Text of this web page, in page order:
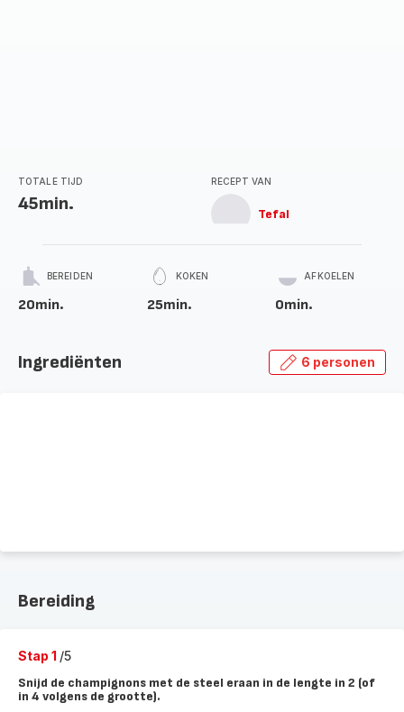
TOTALE TIJD
45min.
RECEPT VAN
Tefal
BEREIDEN
20min.
KOKEN
25min.
AFKOELEN
0min.
Ingrediënten 6 personen
Bereiding
Stap 1 /5
Snijd de champignons met de steel eraan in de lengte in 2 (of
in 4 volgens de grootte).